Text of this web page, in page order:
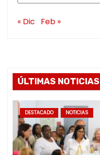
« Dic Feb »
ÚLTIMAS NOTICIAS
DESTACADO NOTICIAS